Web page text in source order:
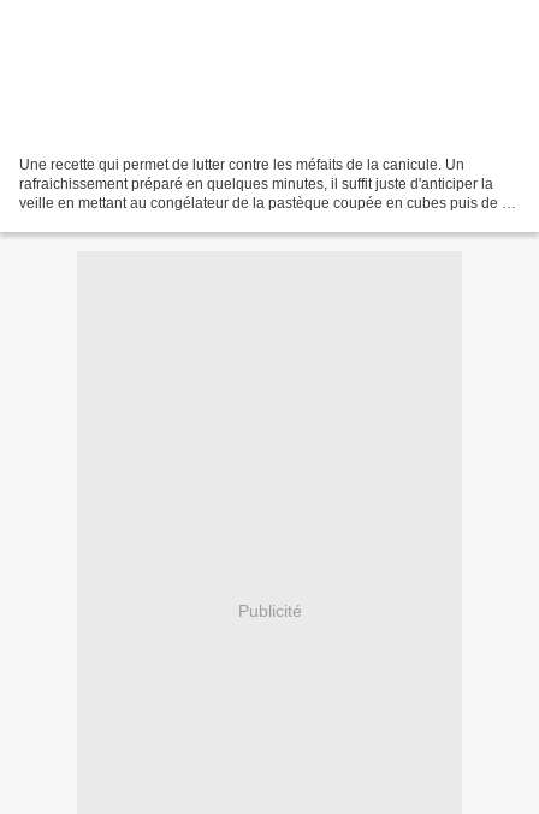
Une recette qui permet de lutter contre les méfaits de la canicule. Un
rafraichissement préparé en quelques minutes, il suffit juste d'anticiper la
veille en mettant au congélateur de la pastèque coupée en cubes puis de se
Publicité